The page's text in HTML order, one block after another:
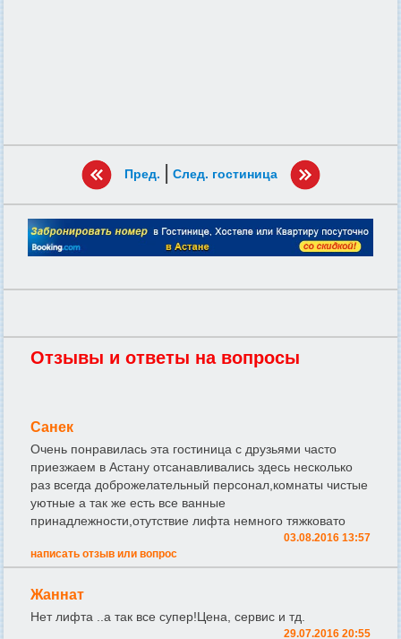
Пред. | След. гостиница
Отзывы и ответы на вопросы
Санек
Очень понравилась эта гостиница с друзьями часто
приезжаем в Астану отсанавливались здесь несколько
раз всегда доброжелательный персонал,комнаты чистые
уютные а так же есть все ванные
принадлежности,отутствие лифта немного тяжковато
03.08.2016 13:57
написать отзыв или вопрос
Жаннат
Нет лифта ..а так все супер!Цена, сервис и тд.
29.07.2016 20:55